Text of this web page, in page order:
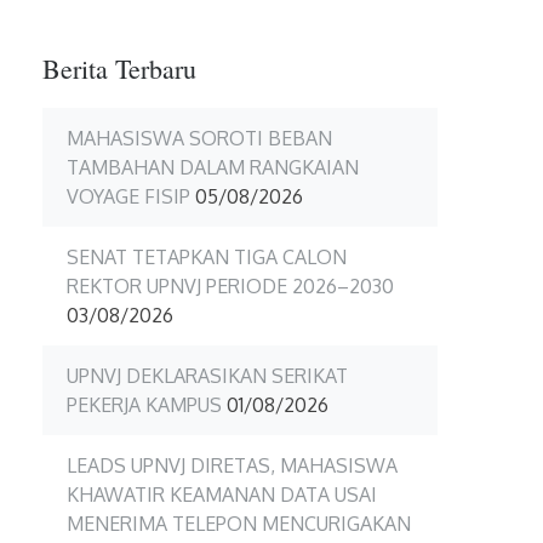
Berita Terbaru
MAHASISWA SOROTI BEBAN
TAMBAHAN DALAM RANGKAIAN
VOYAGE FISIP 05/08/2026
SENAT TETAPKAN TIGA CALON
REKTOR UPNVJ PERIODE 2026–2030
03/08/2026
UPNVJ DEKLARASIKAN SERIKAT
PEKERJA KAMPUS 01/08/2026
LEADS UPNVJ DIRETAS, MAHASISWA
KHAWATIR KEAMANAN DATA USAI
MENERIMA TELEPON MENCURIGAKAN